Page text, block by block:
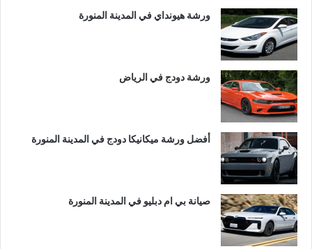
ورشة هيونداي في المدينة المنورة
ورشة دودج في الرياض
أفضل ورشة ميكانيكا دودج في المدينة المنورة
صيانة بي ام دبليو في المدينة المنورة